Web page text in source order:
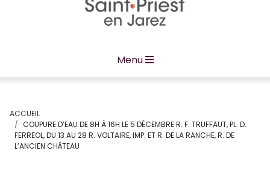
Menu
ACCUEIL
COUPURE D’EAU DE 8H À 16H LE 5 DÉCEMBRE R. F. TRUFFAUT, PL. D.
FERREOL, DU 13 AU 28 R. VOLTAIRE, IMP. ET R. DE LA RANCHE, R. DE
L’ANCIEN CHÂTEAU